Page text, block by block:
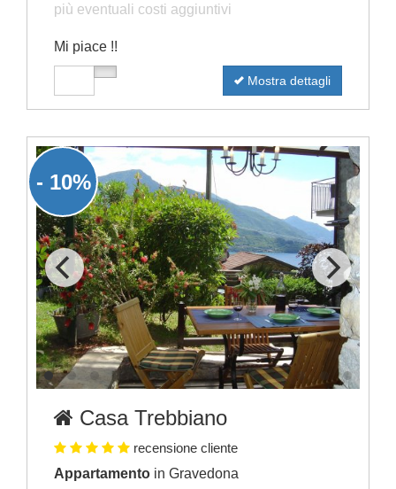
più eventuali costi aggiuntivi
Mi piace !!
Mostra dettagli
- 10%
Casa Trebbiano
recensione cliente
Appartamento in Gravedona